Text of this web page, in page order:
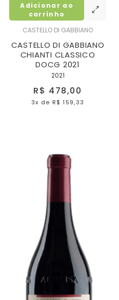
CASTELLO DI GABBIANO
CASTELLO DI GABBIANO
CHIANTI CLASSICO
DOCG 2021
2021
R$ 478,00
3x de R$ 159,33
Adicionar ao
carrinho